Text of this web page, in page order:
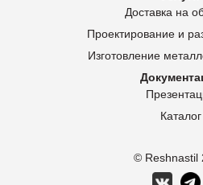
© Reshnastil
Доставка на
Проектирование и
Изготовление
Каталог